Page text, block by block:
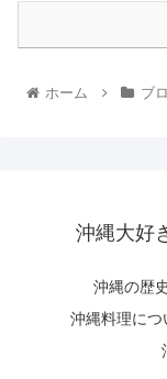
ホーム ブ
沖縄大好
沖縄の歴史
沖縄料理につ